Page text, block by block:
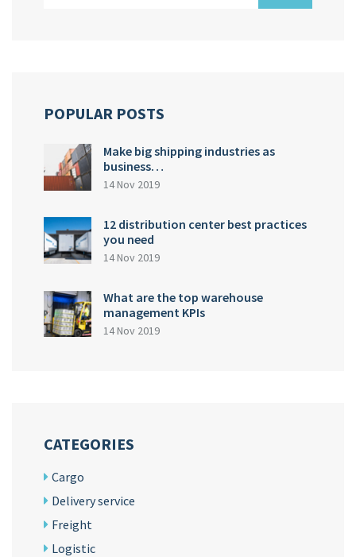
POPULAR POSTS
Make big shipping industries as
business…
14 Nov 2019
12 distribution center best practices
you need
14 Nov 2019
What are the top warehouse
management KPIs
14 Nov 2019
CATEGORIES
Cargo
Delivery service
Freight
Logistic